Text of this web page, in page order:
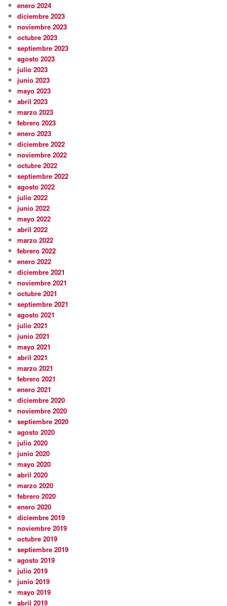
enero 2024
diciembre 2023
noviembre 2023
octubre 2023
septiembre 2023
agosto 2023
julio 2023
junio 2023
mayo 2023
abril 2023
marzo 2023
febrero 2023
enero 2023
diciembre 2022
noviembre 2022
octubre 2022
septiembre 2022
agosto 2022
julio 2022
junio 2022
mayo 2022
abril 2022
marzo 2022
febrero 2022
enero 2022
diciembre 2021
noviembre 2021
octubre 2021
septiembre 2021
agosto 2021
julio 2021
junio 2021
mayo 2021
abril 2021
marzo 2021
febrero 2021
enero 2021
diciembre 2020
noviembre 2020
septiembre 2020
agosto 2020
julio 2020
junio 2020
mayo 2020
abril 2020
marzo 2020
febrero 2020
enero 2020
diciembre 2019
noviembre 2019
octubre 2019
septiembre 2019
agosto 2019
julio 2019
junio 2019
mayo 2019
abril 2019